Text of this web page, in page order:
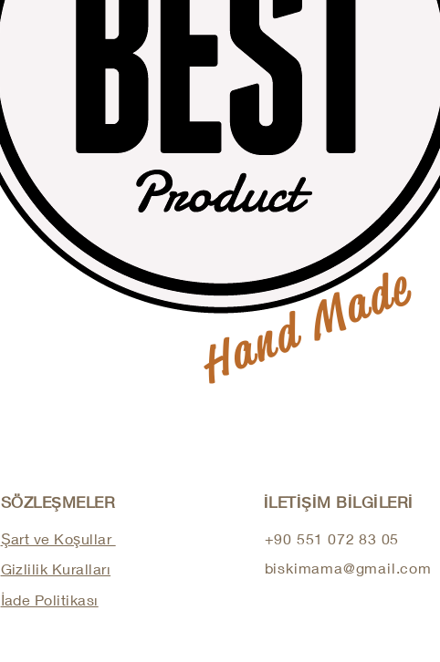
Hand Made
SÖZLEŞMELER
Şart ve Koşullar
Gizlilik Kuralları
İade Politikası
İLETİŞİM BİLGİLERİ
+90 551 072 83 05
biskimama@gmail.com